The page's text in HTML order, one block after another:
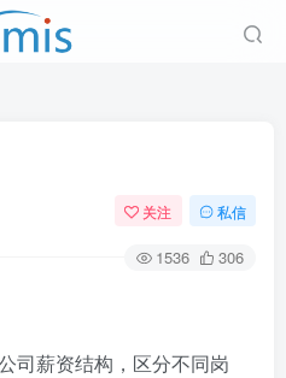
关注 私信
1536 306
司薪资结构，区分不同岗